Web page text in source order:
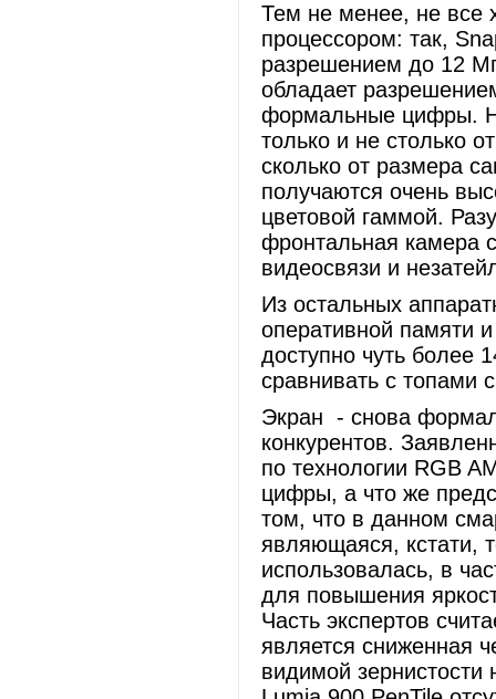
Тем не менее, не все
процессором: так,
разрешением до 12
обладает
формальные цифры.
только и не столько
сколько от размера
получаются очень
цветовой гаммой.
фронтальная камера
видеосвязи и
Из остальных
оперативной памяти
доступно чуть более
сравнивать с топами
Экран - снова
конкурентов.
по технологии RGB
цифры, а что же
том, что в данном
являющаяся, кстати,
использовалась, в
для повышения
Часть экспертов
является сниженная
видимой зернистости